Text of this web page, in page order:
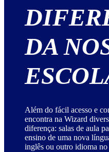
DA
Além do fácil acesso e
encontra na Wizard
diferença: salas de aula
ensino de uma nova
inglês ou outro idioma